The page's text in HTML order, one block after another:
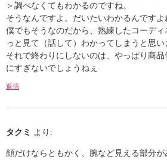
＞調べなくてもわかるのですね。
そうなんですよ。だいたいわかるんですよ
僕でもそうなのだから、熟練したコーデ
っと見て（話して）わかってしまうと思い
それで終わりにしないのは、やっぱり商
にすぎないでしょうねぇ
返信
タクミ より:
顔だけならともかく、腕など見える部分